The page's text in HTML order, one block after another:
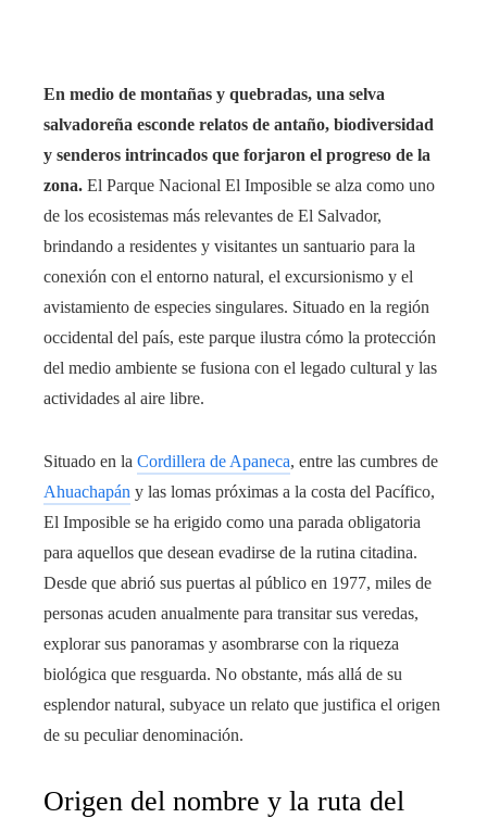
En medio de montañas y quebradas, una selva
salvadoreña esconde relatos de antaño, biodiversidad
y senderos intrincados que forjaron el progreso de la
zona. El Parque Nacional El Imposible se alza como uno
de los ecosistemas más relevantes de El Salvador,
brindando a residentes y visitantes un santuario para la
conexión con el entorno natural, el excursionismo y el
avistamiento de especies singulares. Situado en la región
occidental del país, este parque ilustra cómo la protección
del medio ambiente se fusiona con el legado cultural y las
actividades al aire libre.
Situado en la Cordillera de Apaneca, entre las cumbres de
Ahuachapán y las lomas próximas a la costa del Pacífico,
El Imposible se ha erigido como una parada obligatoria
para aquellos que desean evadirse de la rutina citadina.
Desde que abrió sus puertas al público en 1977, miles de
personas acuden anualmente para transitar sus veredas,
explorar sus panoramas y asombrarse con la riqueza
biológica que resguarda. No obstante, más allá de su
esplendor natural, subyace un relato que justifica el origen
de su peculiar denominación.
Origen del nombre y la ruta del